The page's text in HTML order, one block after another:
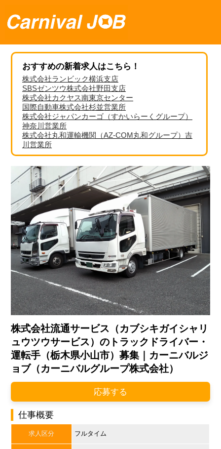
おすすめの新着求人はこちら！
株式会社ランビック横浜支店
SBSゼンツウ株式会社野田支店
株式会社カクヤス南東京センター
国際自動車株式会社杉並営業所
株式会社ジャパンカーゴ（すかいらーくグループ）
神奈川営業所
株式会社丸和運輸機関（AZ-COM丸和グループ）吉
川営業所
株式会社流通サービス（カブシキガイシャリ
ュウツウサービス）のトラックドライバー・
運転手（栃木県小山市）募集｜カーニバルジ
ョブ（カーニバルグループ株式会社）
応募する
仕事概要
求人区分 フルタイム